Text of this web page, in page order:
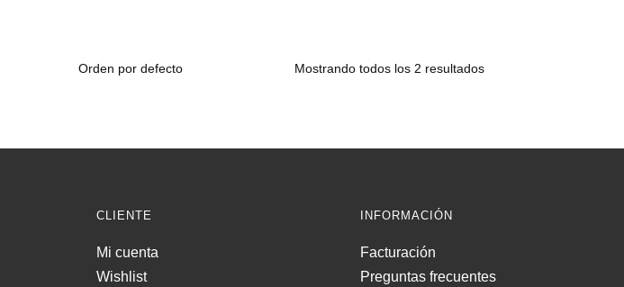
Mostrando todos los 2 resultados
CLIENTE
Mi cuenta
Wishlist
INFORMACIÓN
Facturación
Preguntas frecuentes